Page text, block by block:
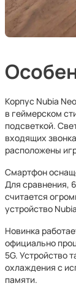
Корпус Nubia
в геймерском
подсветкой.
входящих
расположены
Смартфон
Для сравнения,
считается
устройство
Новинка
официально
5G. Устройство
охлаждения с
памяти.